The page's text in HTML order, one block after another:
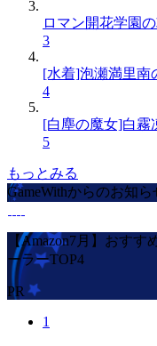
ロマン開花学園
3
[水着]泡瀬満里南
4
[白塵の魔女]白霧
5
もっとみる
GameWithからのお知ら
【Amazon7月】おす
ーラーTOP4
PR
1